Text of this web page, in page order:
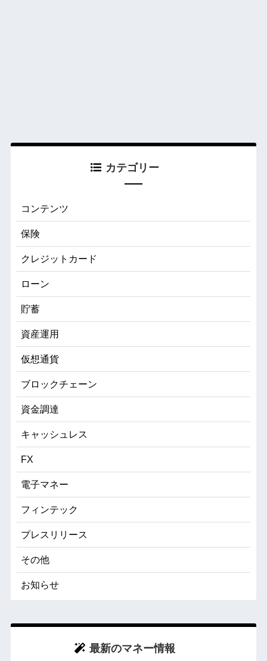
カテゴリー
コンテンツ
保険
クレジットカード
ローン
貯蓄
資産運用
仮想通貨
ブロックチェーン
資金調達
キャッシュレス
FX
電子マネー
フィンテック
プレスリリース
その他
お知らせ
最新のマネー情報